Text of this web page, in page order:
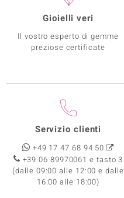
Gioielli veri
Il vostro esperto di gemme
preziose certificate
Servizio clienti
+49 17 47 68 94 50
+39 06 89970061 e tasto 3
(dalle 09:00 alle 12:00 e dalle
16:00 alle 18:00)